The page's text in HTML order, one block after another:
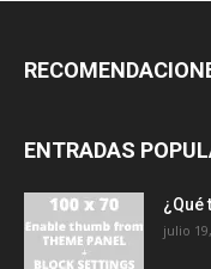
ENTRADAS
¿Qué
julio